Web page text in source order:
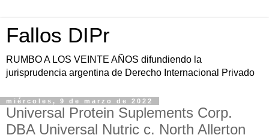
Fallos DIPr
RUMBO A LOS VEINTE AÑOS difundiendo la
jurisprudencia argentina de Derecho Internacional Privado
miércoles, 9 de marzo de 2022
Universal Protein Suplements Corp.
DBA Universal Nutric c. North Allerton